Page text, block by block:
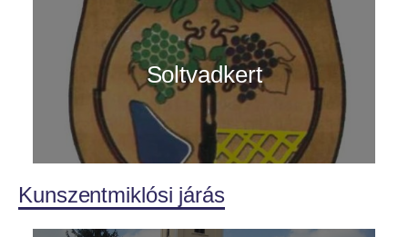
Soltvadkert
Kunszentmiklósi járás